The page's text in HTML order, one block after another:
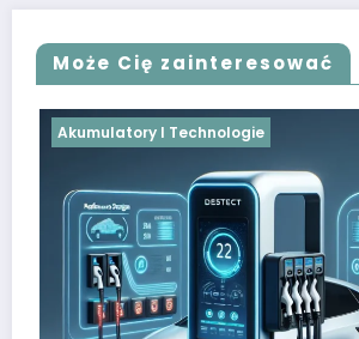
Może Cię zainteresować